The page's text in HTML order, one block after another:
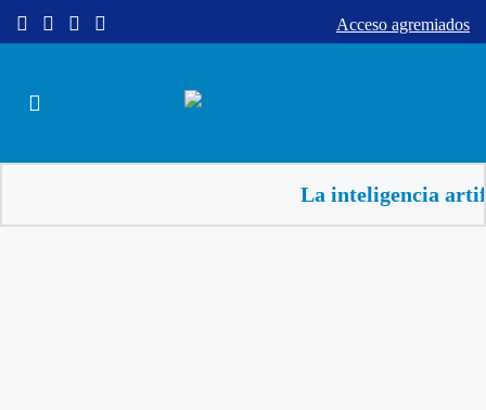
Acceso agremiados
La inteligencia artificial